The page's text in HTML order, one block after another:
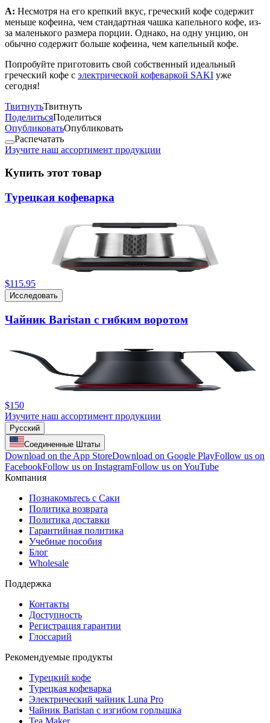
A: Несмотря на его крепкий вкус, греческий кофе содержит
меньше кофеина, чем стандартная чашка капельного кофе, из-
за маленького размера порции. Однако, на одну унцию, он
обычно содержит больше кофеина, чем капельный кофе.
Попробуйте приготовить свой собственный идеальный
греческий кофе с электрической кофеваркой SAKI уже
сегодня!
ТвитнутьТвитнуть
ПоделитьсяПоделиться
ОпубликоватьОпубликовать
Распечатать
Изучите наш ассортимент продукции
Купить этот товар
Турецкая кофеварка
$115.95
Исследовать
Чайник Baristan с гибким воротом
$150
Изучите наш ассортимент продукции
Русский
Соединенные Штаты
Download on the App StoreDownload on Google PlayFollow us on
FacebookFollow us on InstagramFollow us on YouTube
Компания
Познакомьтесь с Саки
Политика возврата
Политика доставки
Гарантийная политика
Учебные пособия
Блог
Wholesale
Поддержка
Контакты
Доступность
Регистрация гарантии
Глоссарий
Рекомендуемые продукты
Турецкий кофе
Турецкая кофеварка
Электрический чайник Luna Pro
Чайник Baristan с изгибом горлышка